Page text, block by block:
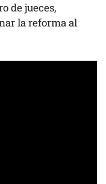
de jueces,
la reforma al